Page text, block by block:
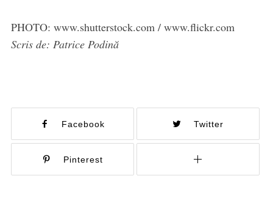
PHOTO: www.shutterstock.com / www.flickr.com
Scris de: Patrice Podină
Facebook Twitter
Pinterest